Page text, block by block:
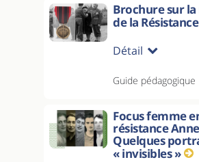
Brochure sur
de la Résistance
Détail
Guide pédagogique
Focus femme
résistance
Quelques
« invisibles »